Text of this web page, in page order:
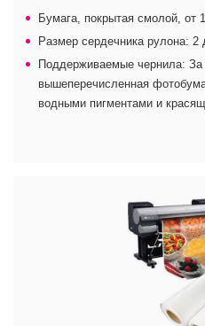
Бумага, покрытая смолой, от
Размер сердечника рулона:
Поддерживаемые чернила:
вышеперечисленная
водными пигментами и